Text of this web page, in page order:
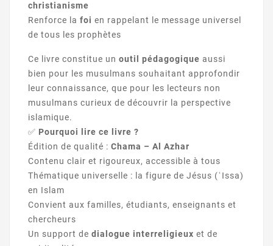
christianisme
Renforce la foi en rappelant le message universel
de tous les prophètes
Ce livre constitue un outil pédagogique aussi
bien pour les musulmans souhaitant approfondir
leur connaissance, que pour les lecteurs non
musulmans curieux de découvrir la perspective
islamique.
✅ Pourquoi lire ce livre ?
Édition de qualité : Chama – Al Azhar
Contenu clair et rigoureux, accessible à tous
Thématique universelle : la figure de Jésus (ʿIssa)
en Islam
Convient aux familles, étudiants, enseignants et
chercheurs
Un support de dialogue interreligieux et de